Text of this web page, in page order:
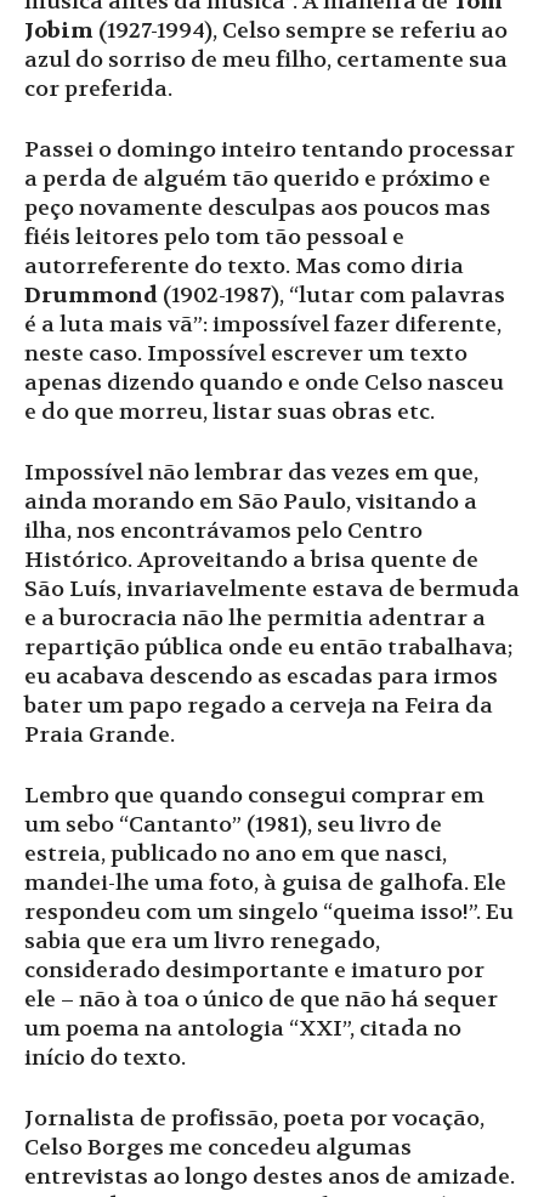
Jobim (1927-1994), Celso sempre se referiu ao
azul do sorriso de meu filho, certamente sua
cor preferida.
Passei o domingo inteiro tentando processar
a perda de alguém tão querido e próximo e
peço novamente desculpas aos poucos mas
fiéis leitores pelo tom tão pessoal e
autorreferente do texto. Mas como diria
Drummond (1902-1987), “lutar com palavras
é a luta mais vã”: impossível fazer diferente,
neste caso. Impossível escrever um texto
apenas dizendo quando e onde Celso nasceu
e do que morreu, listar suas obras etc.
Impossível não lembrar das vezes em que,
ainda morando em São Paulo, visitando a
ilha, nos encontrávamos pelo Centro
Histórico. Aproveitando a brisa quente de
São Luís, invariavelmente estava de bermuda
e a burocracia não lhe permitia adentrar a
repartição pública onde eu então trabalhava;
eu acabava descendo as escadas para irmos
bater um papo regado a cerveja na Feira da
Praia Grande.
Lembro que quando consegui comprar em
um sebo “Cantanto” (1981), seu livro de
estreia, publicado no ano em que nasci,
mandei-lhe uma foto, à guisa de galhofa. Ele
respondeu com um singelo “queima isso!”. Eu
sabia que era um livro renegado,
considerado desimportante e imaturo por
ele – não à toa o único de que não há sequer
um poema na antologia “XXI”, citada no
início do texto.
Jornalista de profissão, poeta por vocação,
Celso Borges me concedeu algumas
entrevistas ao longo destes anos de amizade.